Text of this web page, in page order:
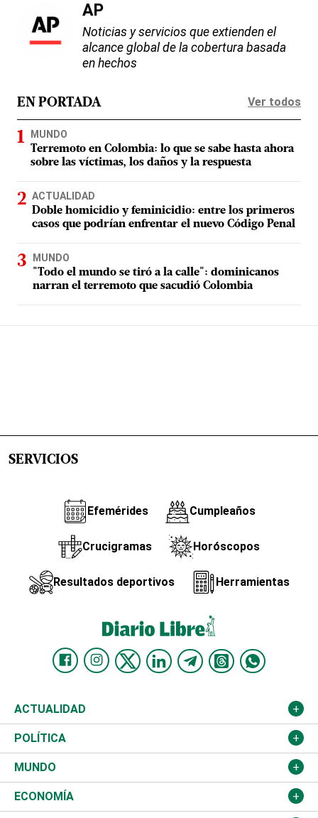
AP
Noticias y servicios que extienden el
alcance global de la cobertura basada
en hechos
EN PORTADA Ver todos
MUNDO
Terremoto en Colombia: lo que se sabe hasta ahora
sobre las víctimas, los daños y la respuesta
ACTUALIDAD
Doble homicidio y feminicidio: entre los primeros
casos que podrían enfrentar el nuevo Código Penal
MUNDO
"Todo el mundo se tiró a la calle": dominicanos
narran el terremoto que sacudió Colombia
SERVICIOS
Efemérides Cumpleaños
Crucigramas Horóscopos
Resultados deportivos Herramientas
ACTUALIDAD
Nacional
Ciudad
Educación
POLÍTICA
Partidos
JCE
MUNDO
Estados Unidos
ECONOMÍA